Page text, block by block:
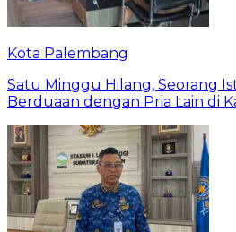
Kota Palembang
Satu Minggu Hilang, Seorang
Berduaan dengan Pria Lain di